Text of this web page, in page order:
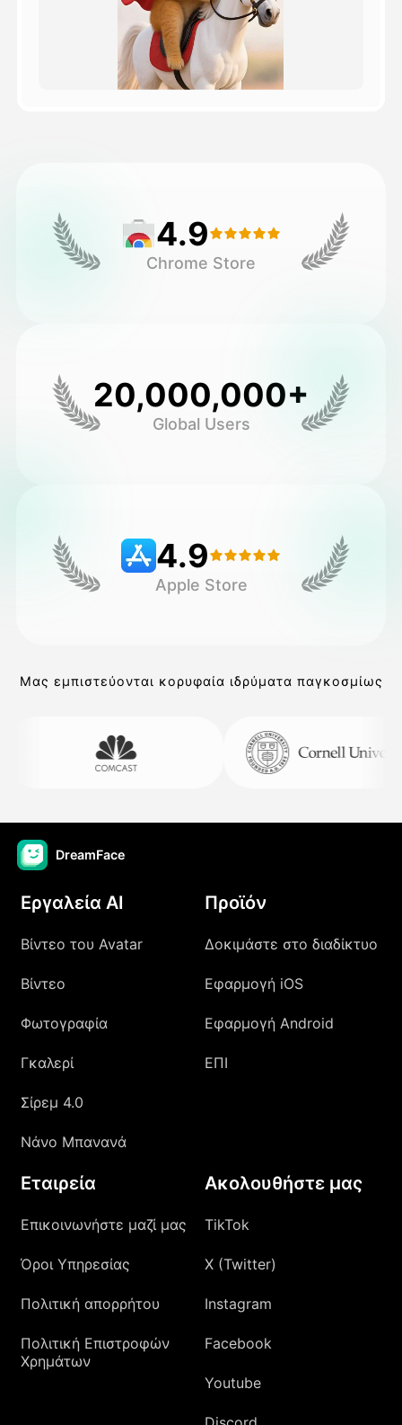
4.9
Chrome Store
20,000,000+
Global Users
4.9
Apple Store
Μας εμπιστεύονται κορυφαία ιδρύματα παγκοσμίως
DreamFace
Εργαλεία AI
Βίντεο του Avatar
Βίντεο
Φωτογραφία
Γκαλερί
Σίρεμ 4.0
Νάνο Μπανανά
Προϊόν
Δοκιμάστε στο διαδίκτυο
Εφαρμογή iOS
Εφαρμογή Android
ΕΠΙ
Εταιρεία
Επικοινωνήστε μαζί μας
Όροι Υπηρεσίας
Πολιτική απορρήτου
Πολιτική Επιστροφών
Χρημάτων
Ακολουθήστε μας
TikTok
X (Twitter)
Instagram
Facebook
Youtube